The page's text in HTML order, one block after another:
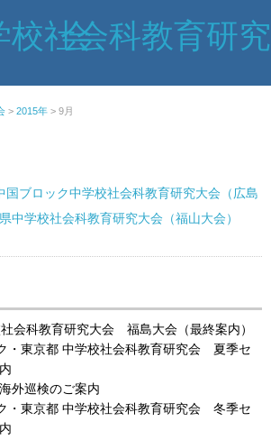
> 2015年 > 9月
国ブロック中学校社会科教育研究大会（広島
中学校社会科教育研究大会（福山大会）
会科教育研究大会 福島大会（最終案内）
・東京都 中学校社会科教育研究会 夏季セ
外巡検のご案内
・東京都 中学校社会科教育研究会 冬季セ